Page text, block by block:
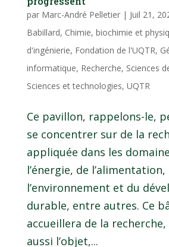
par Marc-André Pelletier| Juil 21,
Babillard, Chimie, biochimie et
d'ingénierie, Fondation de l'UQTR,
informatique, Recherche, Sciences
Sciences et technologies, UQTR
Ce pavillon, rappelons-le,
se concentrer sur de la
appliquée dans les
l’énergie, de l’alimentation,
l’environnement et du
durable, entre autres. Ce
accueillera de la
aussi l’objet,...